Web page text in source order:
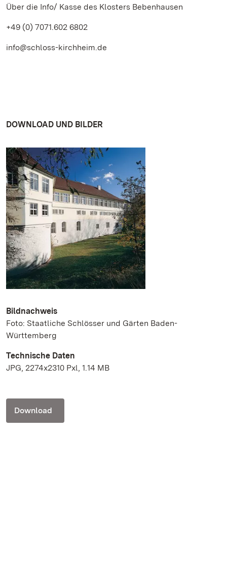
Über die Info/ Kasse des Klosters Bebenhausen
+49 (0) 7071.602 6802
info@schloss-kirchheim.de
DOWNLOAD UND BILDER
Bildnachweis
Foto: Staatliche Schlösser und Gärten Baden-
Württemberg
Technische Daten
JPG, 2274x2310 Pxl, 1.14 MB
Download